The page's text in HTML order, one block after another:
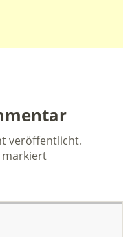
veröffentlicht.
markiert